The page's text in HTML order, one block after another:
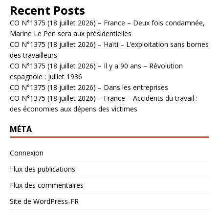
Recent Posts
CO N°1375 (18 juillet 2026) – France – Deux fois condamnée,
Marine Le Pen sera aux présidentielles
CO N°1375 (18 juillet 2026) – Haïti – L’exploitation sans bornes
des travailleurs
CO N°1375 (18 juillet 2026) – Il y a 90 ans – Révolution
espagnole : juillet 1936
CO N°1375 (18 juillet 2026) – Dans les entreprises
CO N°1375 (18 juillet 2026) – France – Accidents du travail :
des économies aux dépens des victimes
MÉTA
Connexion
Flux des publications
Flux des commentaires
Site de WordPress-FR